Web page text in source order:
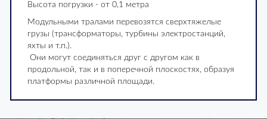
Высота погрузки - от 0,1 метра
Модульными тралами перевозятся сверхтяжелые
грузы (трансформаторы, турбины электростанций,
яхты и т.п.).
Они могут соединяться друг с другом как в
продольной, так и в поперечной плоскостях, образуя
платформы различной площади.